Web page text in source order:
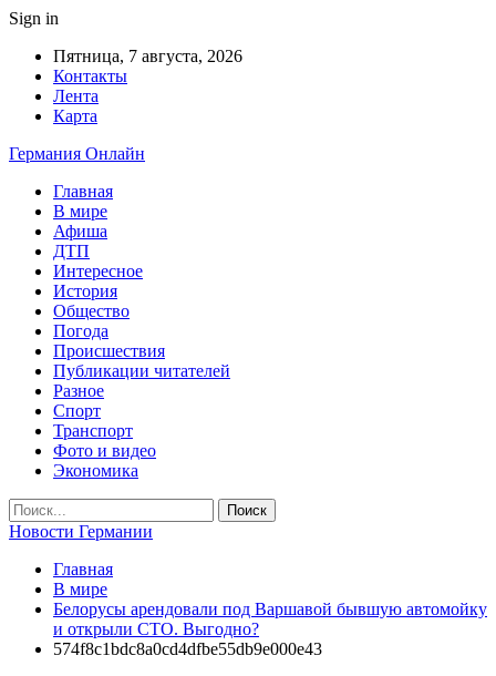
Sign in
Пятница, 7 августа, 2026
Контакты
Лента
Карта
Германия Онлайн
Главная
В мире
Афиша
ДТП
Интересное
История
Общество
Погода
Происшествия
Публикации читателей
Разное
Спорт
Транспорт
Фото и видео
Экономика
Новости Германии
Главная
В мире
Белорусы арендовали под Варшавой бывшую автомойку
и открыли СТО. Выгодно?
574f8c1bdc8a0cd4dfbe55db9e000e43